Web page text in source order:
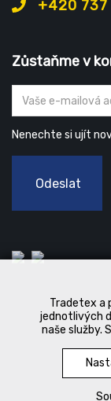
Tradetex a
jednotlivých
naše služby.
+420
Zůstaňme v
Nenechte si ujít
Odeslat